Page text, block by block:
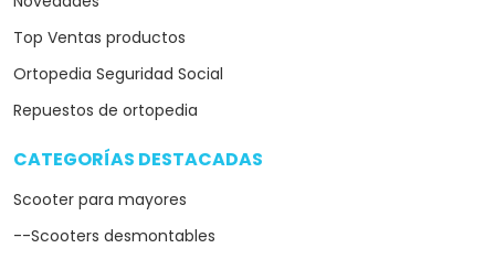
Top Ventas productos
Ortopedia Seguridad Social
Repuestos de ortopedia
CATEGORÍAS DESTACADAS
Scooter para mayores
--Scooters desmontables